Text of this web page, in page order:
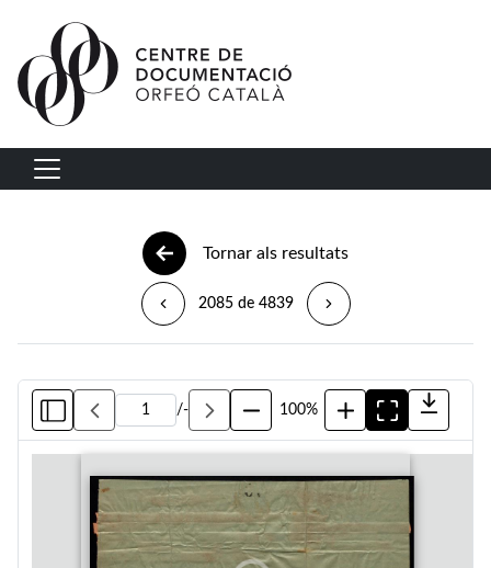
Vés al contingut
Navegació principal
Tornar als resultats
2085 de 4839
/- 100%